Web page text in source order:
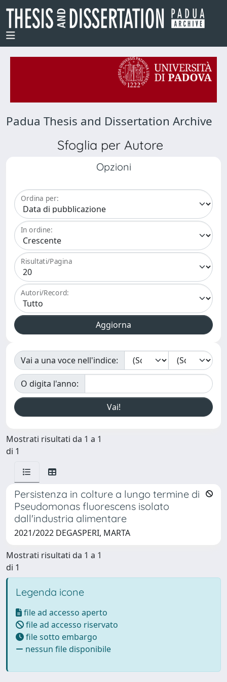
Padua Thesis and Dissertation Archive
Sfoglia per Autore
Opzioni
Ordina per:
In ordine:
Risultati/Pagina
Autori/Record:
Vai a una voce nell'indice:
O digita l'anno:
Mostrati risultati da 1 a 1
di 1
Persistenza in colture a lungo termine di
Pseudomonas fluorescens isolato
dall'industria alimentare
2021/2022 DEGASPERI, MARTA
Mostrati risultati da 1 a 1
di 1
Legenda icone
file ad accesso aperto
file ad accesso riservato
file sotto embargo
nessun file disponibile